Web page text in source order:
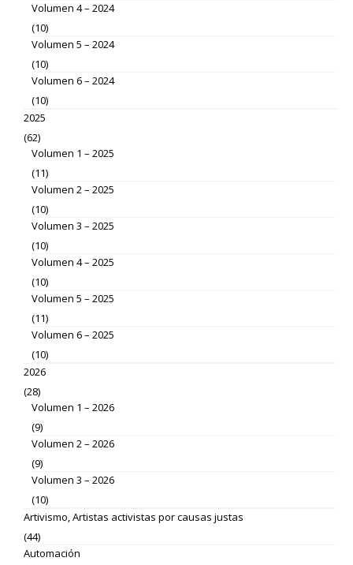
Volumen 4 – 2024
(10)
Volumen 5 – 2024
(10)
Volumen 6 – 2024
(10)
2025
(62)
Volumen 1 – 2025
(11)
Volumen 2 – 2025
(10)
Volumen 3 – 2025
(10)
Volumen 4 – 2025
(10)
Volumen 5 – 2025
(11)
Volumen 6 – 2025
(10)
2026
(28)
Volumen 1 – 2026
(9)
Volumen 2 – 2026
(9)
Volumen 3 – 2026
(10)
Artivismo, Artistas activistas por causas justas
(44)
Automación